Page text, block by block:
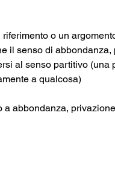
o un
il senso di
al senso partitivo
a qualcosa)
a abbondanza,